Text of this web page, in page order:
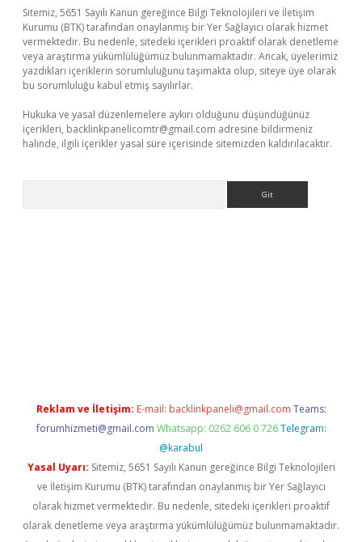
Sitemiz, 5651 Sayılı Kanun gereğince Bilgi Teknolojileri ve İletişim
Kurumu (BTK) tarafından onaylanmış bir Yer Sağlayıcı olarak hizmet
vermektedir. Bu nedenle, sitedeki içerikleri proaktif olarak denetleme
veya araştırma yükümlülüğümüz bulunmamaktadır. Ancak, üyelerimiz
yazdıkları içeriklerin sorumluluğunu taşımakta olup, siteye üye olarak
bu sorumluluğu kabul etmiş sayılırlar.
Hukuka ve yasal düzenlemelere aykırı olduğunu düşündüğünüz
içerikleri, backlinkpanelicomtr@gmail.com adresine bildirmeniz
halinde, ilgili içerikler yasal süre içerisinde sitemizden kaldırılacaktır.
Reklam ve İletişim: E-mail: backlinkpaneli@gmail.com Teams:
forumhizmeti@gmail.com Whatsapp: 0262 606 0 726 Telegram:
@karabul
Yasal Uyarı: Sitemiz, 5651 Sayılı Kanun gereğince Bilgi Teknolojileri
ve İletişim Kurumu (BTK) tarafından onaylanmış bir Yer Sağlayıcı
olarak hizmet vermektedir. Bu nedenle, sitedeki içerikleri proaktif
olarak denetleme veya araştırma yükümlülüğümüz bulunmamaktadır.